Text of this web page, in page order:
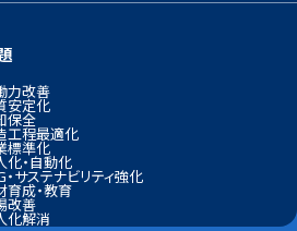
力改善
安定化
保全
工程最適化
標準化
化・自動化
・サステナビリティ強化
育成・教育
改善
化解消